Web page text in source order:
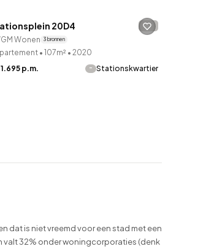
20D4 -
Wonen 3 bronnen
• 107m² • 2020
p.m.
- Stationskwartier
dat is niet vreemd voor een stad met een
valt 32% onder woningcorporaties (denk